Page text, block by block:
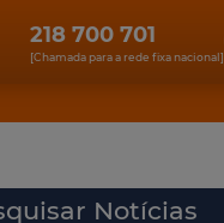
218 700 701
[Chamada para a rede fixa nacional]
Notícias